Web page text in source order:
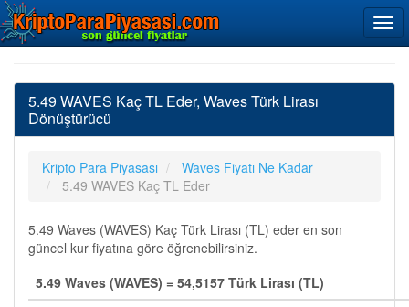
5.49 WAVES Kaç TL Eder, Waves Türk Lirası
Dönüştürücü
Kripto Para Piyasası
Waves Fiyatı Ne Kadar
5.49 WAVES Kaç TL Eder
5.49 Waves (WAVES) Kaç Türk Lirası (TL) eder en son
güncel kur fiyatına göre öğrenebilirsiniz.
5.49 Waves (WAVES) = 54,5157 Türk Lirası (TL)